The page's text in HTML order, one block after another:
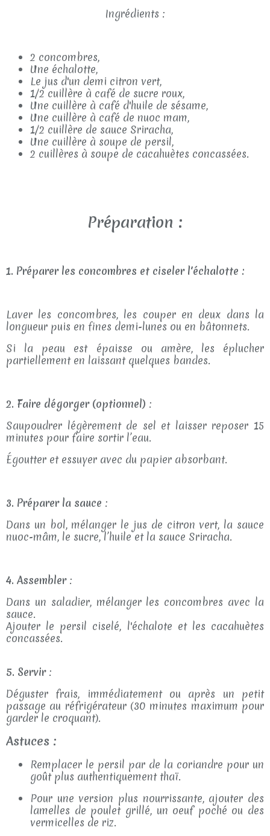
Ingrédients :
2 concombres,
Une échalotte,
Le jus d'un demi citron vert,
1/2 cuillère à café de sucre roux,
Une cuillère à café d'huile de sésame,
Une cuillère à café de nuoc mam,
1/2 cuillère de sauce Sriracha,
Une cuillère à soupe de persil,
2 cuillères à soupe de cacahuètes concassées.
Préparation :
1. Préparer les concombres et ciseler l'échalotte :
Laver les concombres, les couper en deux dans la
longueur puis en fines demi-lunes ou en bâtonnets.
Si la peau est épaisse ou amère, les éplucher
partiellement en laissant quelques bandes.
2. Faire dégorger (optionnel) :
Saupoudrer légèrement de sel et laisser reposer 15
minutes pour faire sortir l’eau.
Égoutter et essuyer avec du papier absorbant.
3. Préparer la sauce :
Dans un bol, mélanger le jus de citron vert, la sauce
nuoc-mâm, le sucre, l’huile et la sauce Sriracha.
4. Assembler:
Dans un saladier, mélanger les concombres avec la
sauce.
Ajouter le persil ciselé, l'échalote et les cacahuètes
concassées.
5. Servir:
Déguster frais, immédiatement ou après un petit
passage au réfrigérateur (30 minutes maximum pour
garder le croquant).
Astuces :
Remplacer le persil par de la coriandre pour un
goût plus authentiquement thaï.
Pour une version plus nourrissante, ajouter des
lamelles de poulet grillé, un oeuf poché ou des
vermicelles de riz.